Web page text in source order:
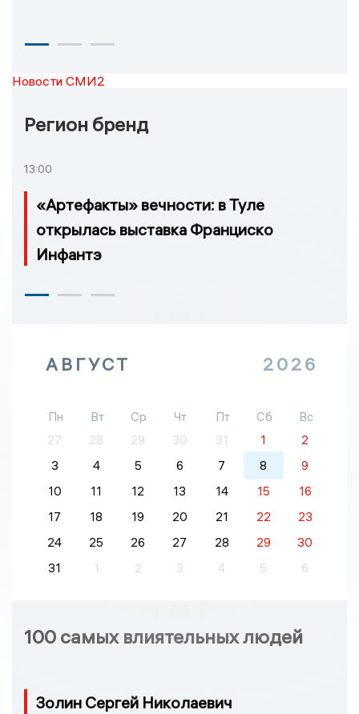
Новости СМИ2
Регион бренд
13:00
«Артефакты» вечности: в Туле
открылась выставка Франциско
Инфантэ
АВГУСТ 2026
Пн Вт Ср Чт Пт Сб
Вс
27
28 29 30 31 1
2
3
4 5 6 7 8
9
10
11 12 13 14 15
16
17
18 19 20 21 22
23
24
25 26 27 28 29
30
31
1 2 3 4 5 6
100 самых влиятельных людей
Золин Сергей Николаевич